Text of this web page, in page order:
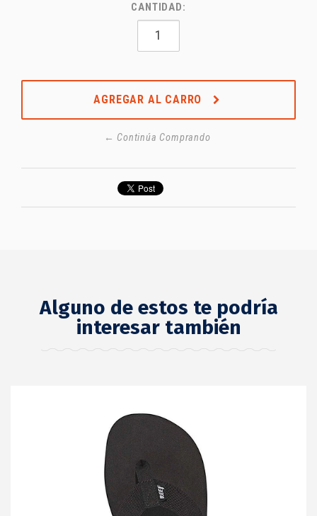
CANTIDAD:
AGREGAR AL CARRO
← Continúa Comprando
Alguno de estos te podría
interesar también